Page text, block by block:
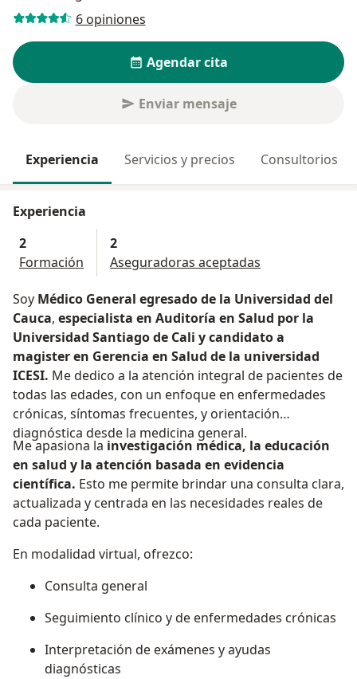
6 opiniones
Agendar cita
Enviar mensaje
Experiencia Servicios y precios Consultorios
Experiencia
2
Formación
2
Aseguradoras aceptadas
Soy Médico General egresado de la Universidad del
Cauca, especialista en Auditoría en Salud por la
Universidad Santiago de Cali y candidato a
magister en Gerencia en Salud de la universidad
ICESI. Me dedico a la atención integral de pacientes de
todas las edades, con un enfoque en enfermedades
crónicas, síntomas frecuentes, y orientación
diagnóstica desde la medicina general.
Me apasiona la investigación médica, la educación
en salud y la atención basada en evidencia
científica. Esto me permite brindar una consulta clara,
actualizada y centrada en las necesidades reales de
cada paciente.
En modalidad virtual, ofrezco:
Consulta general
Seguimiento clínico y de enfermedades crónicas
Interpretación de exámenes y ayudas
diagnósticas